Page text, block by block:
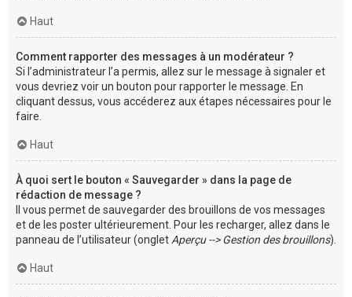
Haut
Comment rapporter des messages à un modérateur ?
Si l’administrateur l’a permis, allez sur le message à signaler et
vous devriez voir un bouton pour rapporter le message. En
cliquant dessus, vous accéderez aux étapes nécessaires pour le
faire.
Haut
À quoi sert le bouton « Sauvegarder » dans la page de
rédaction de message ?
Il vous permet de sauvegarder des brouillons de vos messages
et de les poster ultérieurement. Pour les recharger, allez dans le
panneau de l’utilisateur (onglet Aperçu --> Gestion des brouillons).
Haut